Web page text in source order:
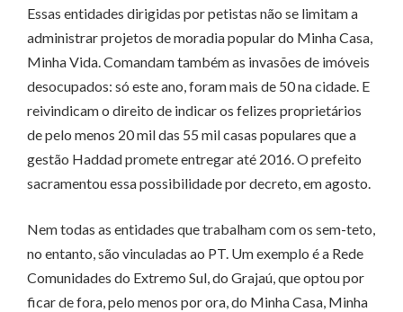
Essas entidades dirigidas por petistas não se limitam a
administrar projetos de moradia popular do Minha Casa,
Minha Vida. Comandam também as invasões de imóveis
desocupados: só este ano, foram mais de 50 na cidade. E
reivindicam o direito de indicar os felizes proprietários
de pelo menos 20 mil das 55 mil casas populares que a
gestão Haddad promete entregar até 2016. O prefeito
sacramentou essa possibilidade por decreto, em agosto.
Nem todas as entidades que trabalham com os sem-teto,
no entanto, são vinculadas ao PT. Um exemplo é a Rede
Comunidades do Extremo Sul, do Grajaú, que optou por
ficar de fora, pelo menos por ora, do Minha Casa, Minha